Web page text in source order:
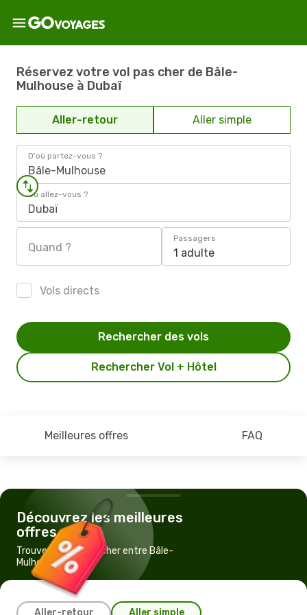
Réservez votre vol pas cher de Bâle-
Mulhouse à Dubaï
Aller-retour Aller simple
D'où partez-vous ?
Bâle-Mulhouse
Où allez-vous ?
Dubaï
Quand ?
Passagers
1 adulte
Vols directs
Rechercher Vol + Hôtel
Rechercher des vols
Meilleures offres FAQ
Découvrez les meilleures
offres
Trouvez un vol pas cher entre Bâle-
Mulhouse et Dubaï
Aller-retour Aller simple